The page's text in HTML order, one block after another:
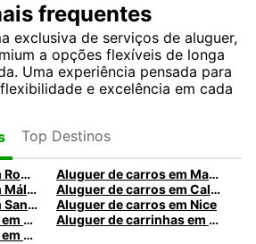
frequentes
exclusiva de serviços de aluguer,
a opções flexíveis de longa
Uma experiência pensada para
e excelência em cada
Top Destinos
Aluguer de carros em Roma
Aluguer de carros em Madrid
Aluguer de carros em Málaga
Aluguer de carros em Caldas da Rainha
Aluguer de carros em Santa Maria da Feira
Aluguer de carros em Nice
Aluguer de carrinhas em Nice
Aluguer de carrinhas em Santa Maria da Feira
Aluguer de carrinhas em Caldas da Rainha